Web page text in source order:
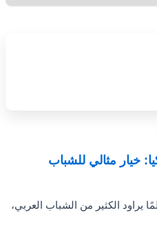
خيار مثالي للشباب
الكثير من الشباب العربي،